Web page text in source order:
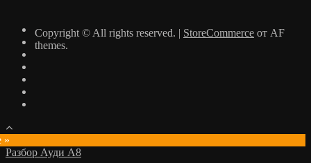
Copyright © All rights reserved. | StoreCommerce от AF
themes.
»
Разбор Ауди А8